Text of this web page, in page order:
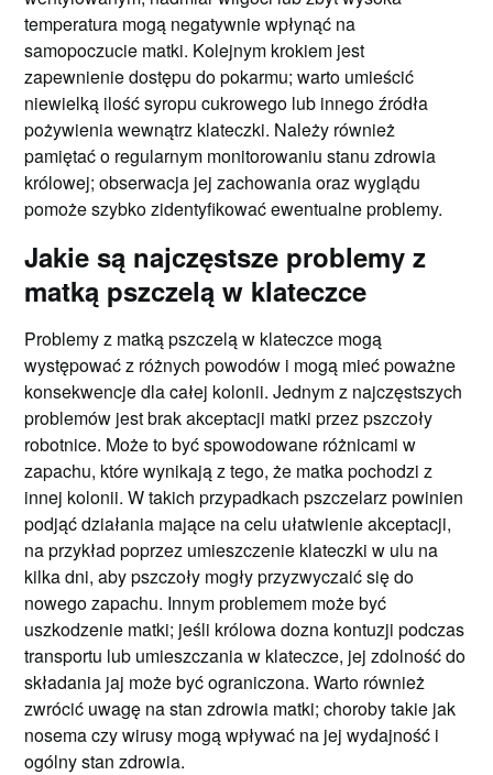
temperatura mogą negatywnie wpłynąć na
samopoczucie matki. Kolejnym krokiem jest
zapewnienie dostępu do pokarmu; warto umieścić
niewielką ilość syropu cukrowego lub innego źródła
pożywienia wewnątrz klateczki. Należy również
pamiętać o regularnym monitorowaniu stanu zdrowia
królowej; obserwacja jej zachowania oraz wyglądu
pomoże szybko zidentyfikować ewentualne problemy.
Jakie są najczęstsze problemy z
matką pszczelą w klateczce
Problemy z matką pszczelą w klateczce mogą
występować z różnych powodów i mogą mieć poważne
konsekwencje dla całej kolonii. Jednym z najczęstszych
problemów jest brak akceptacji matki przez pszczoły
robotnice. Może to być spowodowane różnicami w
zapachu, które wynikają z tego, że matka pochodzi z
innej kolonii. W takich przypadkach pszczelarz powinien
podjąć działania mające na celu ułatwienie akceptacji,
na przykład poprzez umieszczenie klateczki w ulu na
kilka dni, aby pszczoły mogły przyzwyczaić się do
nowego zapachu. Innym problemem może być
uszkodzenie matki; jeśli królowa dozna kontuzji podczas
transportu lub umieszczania w klateczce, jej zdolność do
składania jaj może być ograniczona. Warto również
zwrócić uwagę na stan zdrowia matki; choroby takie jak
nosema czy wirusy mogą wpływać na jej wydajność i
ogólny stan zdrowia.